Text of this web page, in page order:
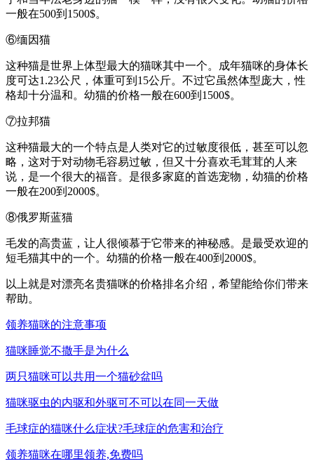
一般在500到1500$。
⑥缅因猫
这种猫是世界上体型最大的猫咪其中一个。成年猫咪的身体长
度可达1.23公尺，体重可到15公斤。不过它虽然体型庞大，性
格却十分温和。幼猫的价格一般在600到1500$。
⑦拉邦猫
这种猫最大的一个特点是人类对它的过敏度很低，甚至可以忽
略，这对于对动物毛容易过敏，但又十分喜欢毛茸茸的人来
说，是一个很大的福音。是很多家庭的首选宠物，幼猫的价格
一般在200到2000$。
⑧俄罗斯蓝猫
毛发的高贵蓝，让人很倾慕于它带来的神秘感。是最受欢迎的
短毛猫其中的一个。幼猫的价格一般在400到2000$。
以上就是对漂亮名贵猫咪的价格排名介绍，希望能给你们带来
帮助。
领养猫咪的注意事项
猫咪睡觉不撒手是为什么
两只猫咪可以共用一个猫砂盆吗
猫咪驱虫的内驱和外驱可不可以在同一天做
毛球症的猫咪什么症状?毛球症的危害和治疗
领养猫咪在哪里领养,免费吗